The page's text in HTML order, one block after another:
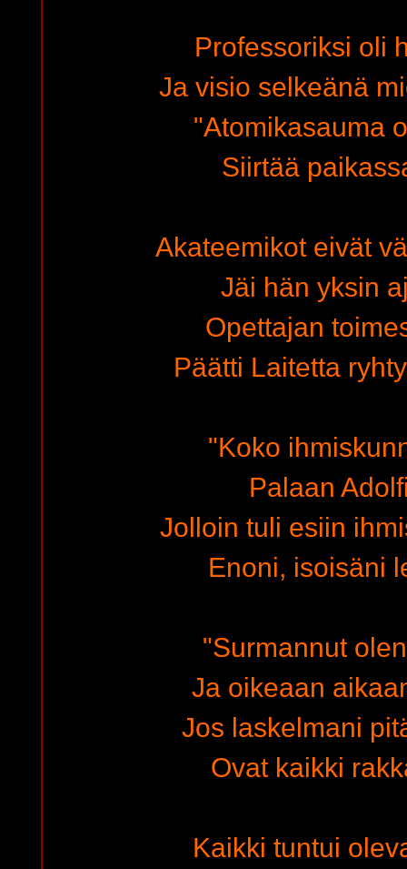
Professoriksi oli
Ja visio selkeänä
"Atomikasauma
Siirtää
Akateemikot eivät
Jäi hän yksin
Opettajan
Päätti Laitetta
"Koko
Palaan
Jolloin tuli esiin
Enoni, isoisäni
"Surmannut
Ja oikeaan
Jos laskelmani
Ovat kaikki
Kaikki tuntui